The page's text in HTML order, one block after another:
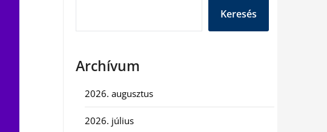
Keresés
Archívum
2026. augusztus
2026. július